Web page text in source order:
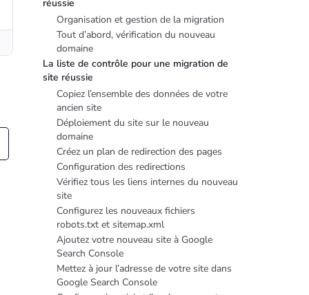
réussie
Organisation et gestion de la migration
Tout d’abord, vérification du nouveau
domaine
La liste de contrôle pour une migration de
site réussie
Copiez l’ensemble des données de votre
ancien site
Déploiement du site sur le nouveau
domaine
Créez un plan de redirection des pages
Configuration des redirections
Vérifiez tous les liens internes du nouveau
site
Configurez les nouveaux fichiers
robots.txt et sitemap.xml
Ajoutez votre nouveau site à Google
Search Console
Mettez à jour l’adresse de votre site dans
Google Search Console